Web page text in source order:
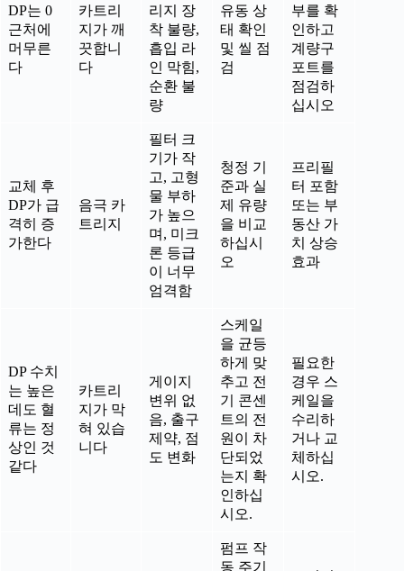
DP는 0
근처에
머무른
다
카트리
지가 깨
끗합니
다
리지 장
착 불량,
흡입 라
인 막힘,
순환 불
량
유동 상
태 확인
및 씰 점
검
부를 확
인하고
계량구
포트를
점검하
십시오
교체 후
DP가 급
격히 증
가한다
음극 카
트리지
필터 크
기가 작
고, 고형
물 부하
가 높으
며, 미크
론 등급
이 너무
엄격함
청정 기
준과 실
제 유량
을 비교
하십시
오
프리필
터 포함
또는 부
동산 가
치 상승
효과
DP 수치
는 높은
데도 혈
류는 정
상인 것
같다
카트리
지가 막
혀 있습
니다
게이지
변위 없
음, 출구
제약, 점
도 변화
스케일
을 균등
하게 맞
추고 전
기 콘센
트의 전
원이 차
단되었
는지 확
인하십
시오.
필요한
경우 스
케일을
수리하
거나 교
체하십
시오.
펌프 작
동 주기